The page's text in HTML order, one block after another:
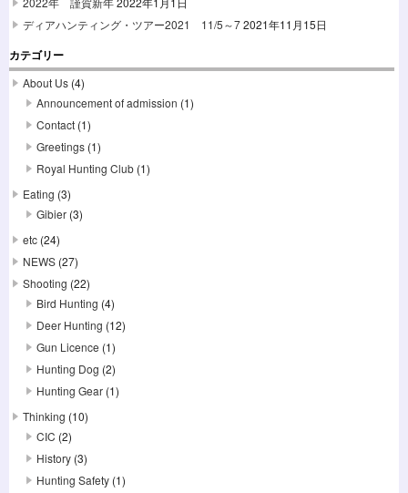
ディアハンティング・ツアー2021 11/5～72021年11月15日
カテゴリー
About Us (4)
Announcement of admission (1)
Contact (1)
Greetings (1)
Royal Hunting Club (1)
Eating (3)
Gibier (3)
etc (24)
NEWS (27)
Shooting (22)
Bird Hunting (4)
Deer Hunting (12)
Gun Licence (1)
Hunting Dog (2)
Hunting Gear (1)
Thinking (10)
CIC (2)
History (3)
Hunting Safety (1)